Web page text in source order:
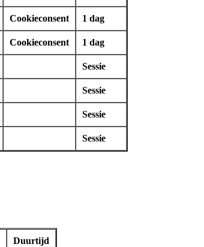
Cookieconsent 1 dag
Cookieconsent 1 dag
Sessie
Sessie
Sessie
Sessie
Duurtijd